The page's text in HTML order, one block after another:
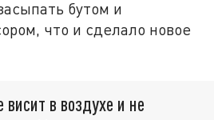
бутом и
что и сделало новое
висит в воздухе и не